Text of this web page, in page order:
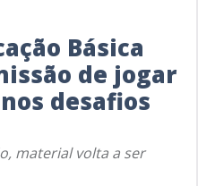
Básica
de jogar
desafios
material volta a ser